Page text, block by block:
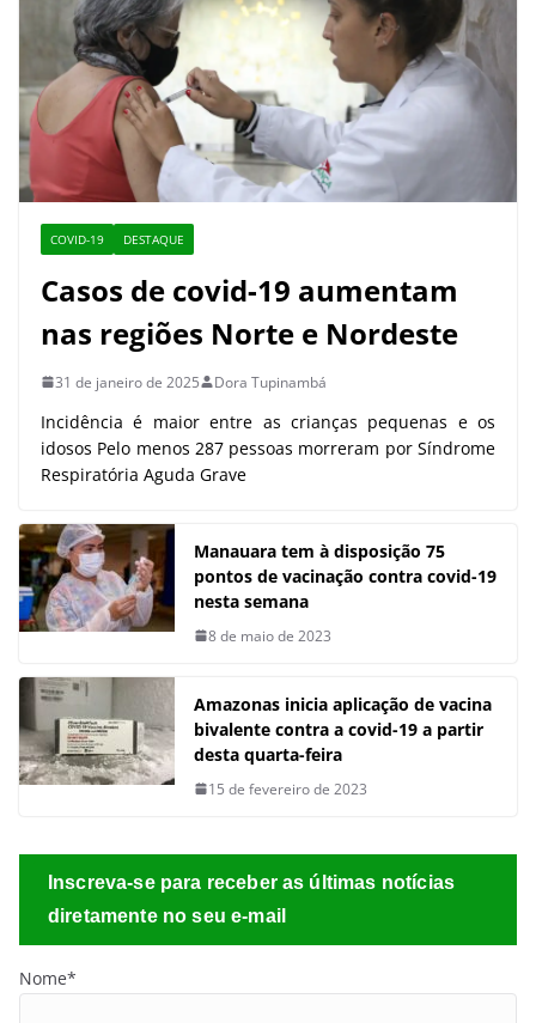
COVID-19 DESTAQUE
Casos de covid-19 aumentam
nas regiões Norte e Nordeste
31 de janeiro de 2025 Dora Tupinambá
Incidência é maior entre as crianças pequenas e os
idosos Pelo menos 287 pessoas morreram por Síndrome
Respiratória Aguda Grave
Manauara tem à disposição 75
pontos de vacinação contra covid-19
nesta semana
8 de maio de 2023
Amazonas inicia aplicação de vacina
bivalente contra a covid-19 a partir
desta quarta-feira
15 de fevereiro de 2023
Inscreva-se para receber as últimas notícias
diretamente no seu e-mail
Nome*